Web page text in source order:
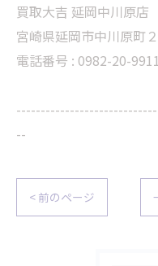
買取大吉 延岡中川原店
宮崎県延岡市中川原町
電話番号 : 0982-20-9911
--
< 前のページ